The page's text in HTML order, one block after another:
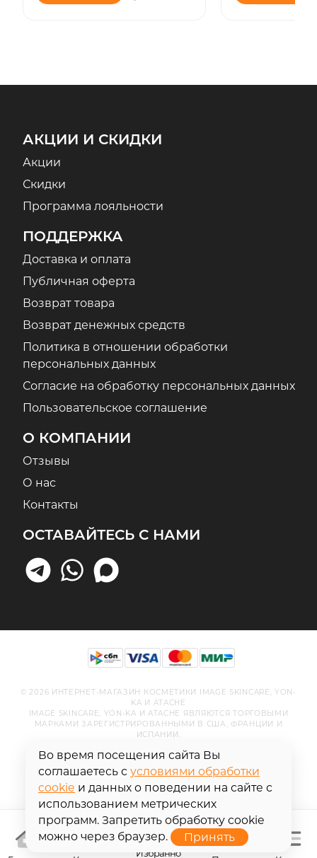
Избранно
АКЦИИ И СКИДКИ
Акции
Скидки
Программа лояльности
ПОДДЕРЖКА
Доставка и оплата
Публичная оферта
Возврат товара
Возврат денежных средств
Политика в отношении обработки
персональных данных
Согласие на обработку персональных данных
Пользовательское соглашение
О КОМПАНИИ
Отзывы
О нас
Контакты
ОСТАВАЙТЕСЬ С НАМИ
© 2026 ИНТЕРНЕТ-МАГАЗИН КОСМЕТИКИ IMAGE SKINCARE, YON-
KA И ATACHE
IMAGE SKINCARE, YON-KA И ATACHE ЯВЛЯЮТСЯ ТОРГОВЫМИ
МАРКАМИ ЗАРЕГИСТРИРОВАННЫМИ В США, ФРАНЦИИ И
ИСПАНИИ.
Во время посещения сайта Вы
соглашаетесь с условиями обработки
cookie и данных о поведении на сайте с
использованием метрических
программ. Запретить обработку cookie
можно через браузер.